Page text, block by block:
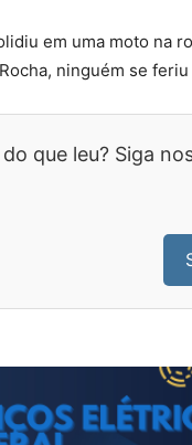
em uma moto na
ninguém se
que leu? Siga